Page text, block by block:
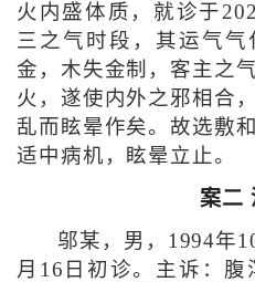
火内盛体质，就诊于
三之气时段，其运气
金，木失金制，客主之
火，遂使内外之邪相合
乱而眩晕作矣。故选敷
适中病机，眩晕立止。
案二
邬某，男，1994年
月16日初诊。主诉：